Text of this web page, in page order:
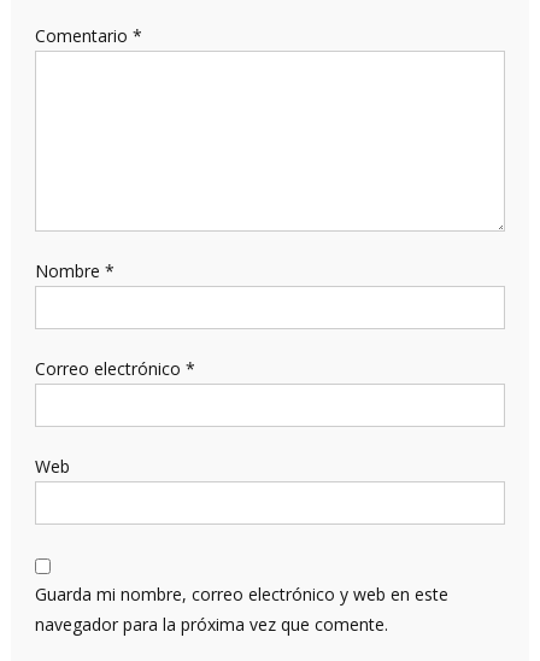
Comentario *
Nombre *
Correo electrónico *
Web
Guarda mi nombre, correo electrónico y web en este
navegador para la próxima vez que comente.